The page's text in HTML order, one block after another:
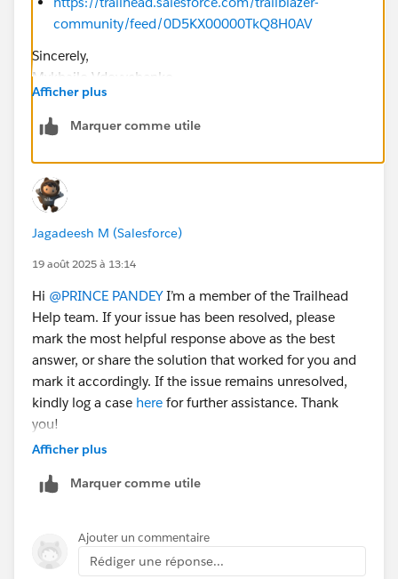
community/feed/0D5KX00000TkQ8H0AV
Sincerely,
Mykhailo Vdovychenko
Bringing Cloud Excellence with
Afficher plus
Marquer comme utile
Jagadeesh M (Salesforce)
19 août 2025 à 13:14
Hi @PRINCE PANDEYI’m a member of the Trailhead
Help team. If your issue has been resolved, please
mark the most helpful response above as the best
answer, or share the solution that worked for you and
mark it accordingly. If the issue remains unresolved,
kindly log a case here for further assistance. Thank
you!
Afficher plus
Marquer comme utile
Ajouter un commentaire
Rédiger une réponse...